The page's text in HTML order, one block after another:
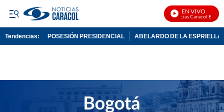
EN VIVO
Noticias Caracol En Vivo
Tendencias: POSESIÓN PRESIDENCIAL ABELARDO DE LA ESPRIELLA